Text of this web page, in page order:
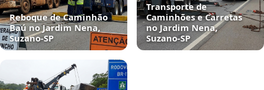
Reboque de Caminhão
Baú no Jardim Nena,
Suzano‑SP
Transporte de
Caminhões e Carretas
no Jardim Nena,
Suzano‑SP